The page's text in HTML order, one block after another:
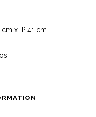
cm x P 41 cm